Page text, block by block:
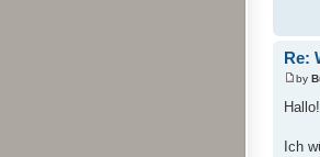
Re:
by
Hallo!
Ich